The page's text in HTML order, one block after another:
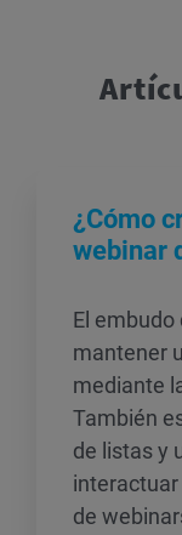
¿Cómo
webinar
El embudo
mantener
mediante
También
de listas y
de